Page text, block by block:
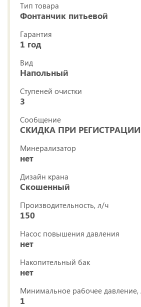
Тип товара
Фонтанчик питьевой
Гарантия
1 год
Вид
Напольный
Ступеней очистки
3
Сообщение
СКИДКА ПРИ
Минерализатор
нет
Дизайн крана
Скошенный
Производительность, л/ч
150
Насос повышения давления
нет
Накопительный бак
нет
Минимальное рабочее давление,
1